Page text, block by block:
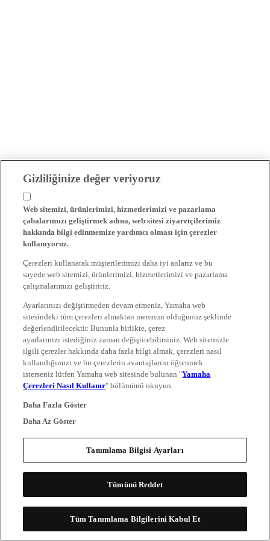
Gizliliğinize değer veriyoruz
Web sitemizi, ürünlerimizi, hizmetlerimizi ve pazarlama
çabalarımızı geliştirmek adına, web sitesi ziyaretçilerimiz
hakkında bilgi edinmemize yardımcı olması için çerezler
kullanıyoruz.
Çerezleri kullanarak müşterilerimizi daha iyi anlarız ve bu
sayede web sitemizi, ürünlerimizi, hizmetlerimizi ve pazarlama
çalışmalarımızı geliştiririz.
Ayarlarınızı değiştirmeden devam etmeniz, Yamaha web
sitesindeki tüm çerezleri almaktan memnun olduğunuz şeklinde
değerlendirilecektir. Bununla birlikte, çerez
ayarlarınızı istediğiniz zaman değiştirebilirsiniz. Web sitemizle
ilgili çerezler hakkında daha fazla bilgi almak, çerezleri nasıl
kullandığımızı ve bu çerezlerin avantajlarını öğrenmek
isterseniz lütfen Yamaha web sitesinde bulunan "Yamaha
Çerezleri Nasıl Kullanır" bölümünü okuyun.
Daha Fazla Göster
Daha Az Göster
Tanımlama Bilgisi Ayarları
Tümünü Reddet
Tüm Tanımlama Bilgilerini Kabul Et